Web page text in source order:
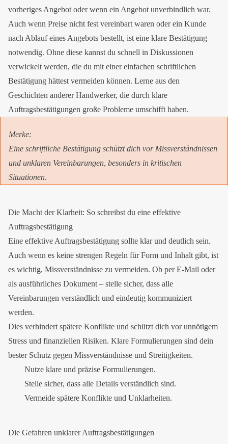
vorheriges Angebot oder wenn ein Angebot unverbindlich war.
Auch wenn Preise nicht fest vereinbart waren oder ein Kunde
nach Ablauf eines Angebots bestellt, ist eine klare Bestätigung
notwendig. Ohne diese kannst du schnell in Diskussionen
verwickelt werden, die du mit einer einfachen schriftlichen
Bestätigung hättest vermeiden können. Lerne aus den
Geschichten anderer Handwerker, die durch klare
Auftragsbestätigungen große Probleme umschifft haben.
Merke:
Eine schriftliche Bestätigung schützt dich vor Missverständnissen
und unklaren Vereinbarungen, besonders in kritischen
Situationen.
Die Macht der Klarheit: So schreibst du eine effektive
Auftragsbestätigung
Eine effektive Auftragsbestätigung sollte klar und deutlich sein.
Auch wenn es keine strengen Regeln für Form und Inhalt gibt, ist
es wichtig, Missverständnisse zu vermeiden. Ob per E-Mail oder
als ausführliches Dokument – stelle sicher, dass alle
Vereinbarungen verständlich und eindeutig kommuniziert
werden.
Dies verhindert spätere Konflikte und schützt dich vor unnötigem
Stress und finanziellen Risiken. Klare Formulierungen sind dein
bester Schutz gegen Missverständnisse und Streitigkeiten.
Nutze klare und präzise Formulierungen.
Stelle sicher, dass alle Details verständlich sind.
Vermeide spätere Konflikte und Unklarheiten.
Die Gefahren unklarer Auftragsbestätigungen